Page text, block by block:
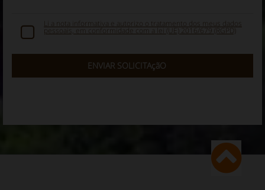
Li a nota informativa e autorizo o tratamento dos meus dados
pessoais, em conformidade com a lei (UE) 2016/679 (RGPD)